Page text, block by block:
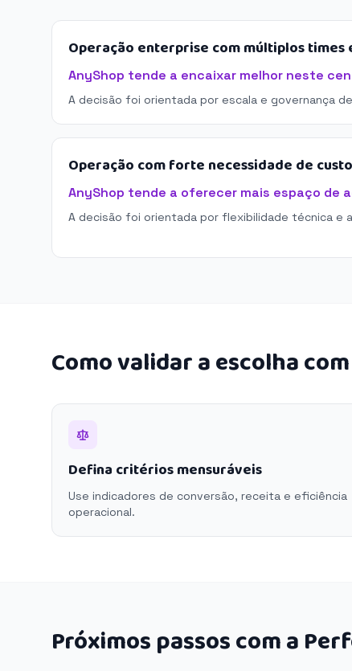
Operação enterprise com múltiplos
AnyShop tende a encaixar melhor neste
A decisão foi orientada por escala e governança
Operação com forte necessidade de
AnyShop tende a oferecer mais espaço de
A decisão foi orientada por flexibilidade técnica e
Como validar a escolha
Defina critérios mensuráveis
Use indicadores de conversão, receita e eficiência
operacional.
Próximos passos com a